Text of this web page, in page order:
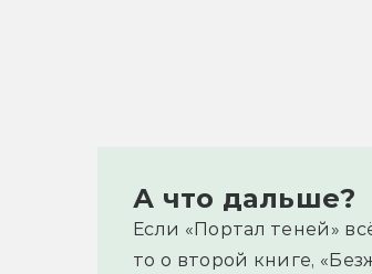
А что дальше?
Если «Портал теней»
то о второй книге,